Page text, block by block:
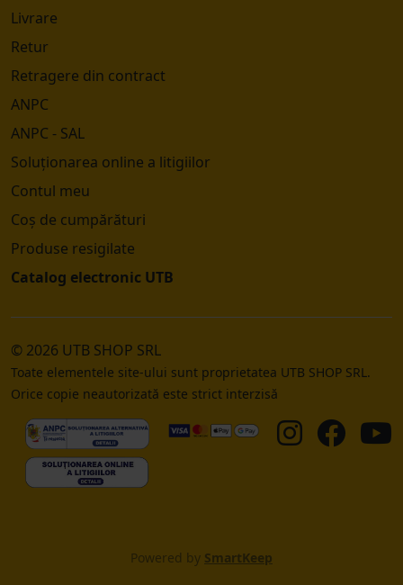
Livrare
Retur
Retragere din contract
ANPC
ANPC - SAL
Soluționarea online a litigiilor
Contul meu
Coș de cumpărături
Produse resigilate
Catalog electronic UTB
© 2026 UTB SHOP SRL
Toate elementele site-ului sunt proprietatea UTB SHOP SRL.
Orice copie neautorizată este strict interzisă
Powered by SmartKeep